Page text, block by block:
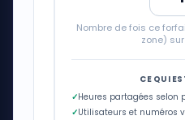
Nombre de fois ce
zone)
CE QUI
✓Heures partagées selon
✓Utilisateurs et numéros